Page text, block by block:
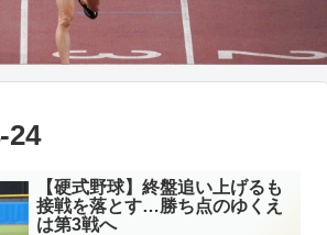
24
【硬式野球】終盤追い上げるも
接戦を落とす…勝ち点のゆくえ
は第3戦へ